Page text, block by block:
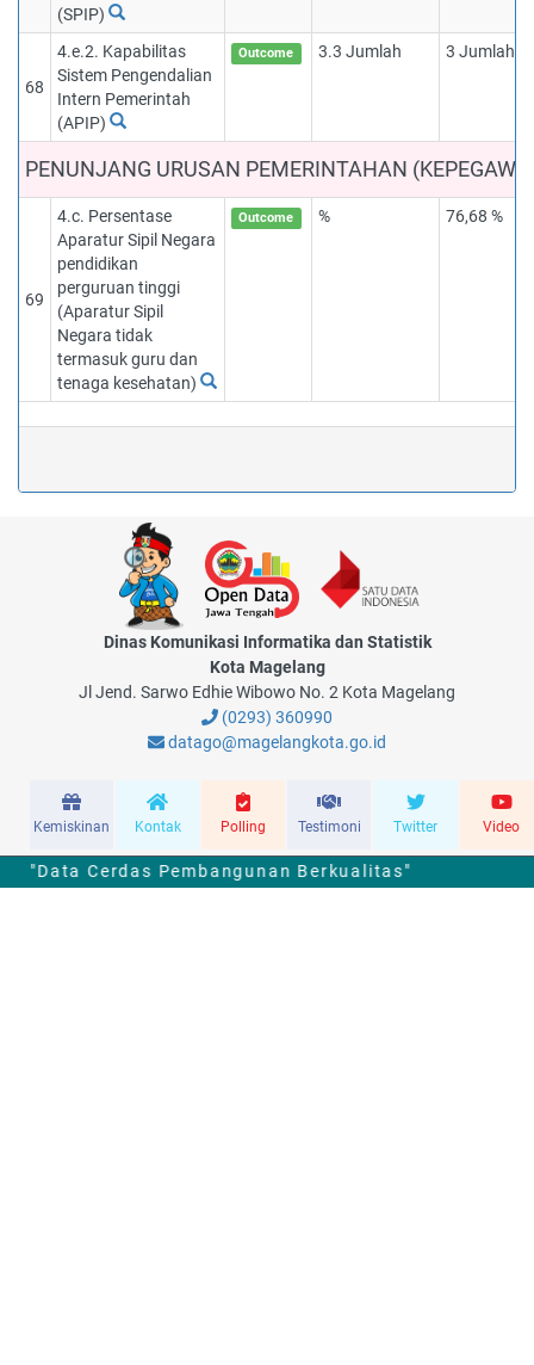
(SPIP)
68
4.e.2. Kapabilitas
Sistem Pengendalian
Intern Pemerintah
(APIP)
Outcome 3.3 Jumlah 3 Jumlah
PENUNJANG URUSAN PEMERINTAHAN
69
4.c. Persentase
Aparatur Sipil Negara
pendidikan
perguruan tinggi
(Aparatur Sipil
Negara tidak
termasuk guru dan
tenaga kesehatan)
Outcome % 76,68 %
Dinas Komunikasi Informatika dan Statistik
Kota Magelang
Jl Jend. Sarwo Edhie Wibowo No. 2 Kota Magelang
(0293) 360990
datago@magelangkota.go.id
Kemiskinan Kontak Polling Testimoni Twitter Video
Cerdas Pembangunan Berkualitas"